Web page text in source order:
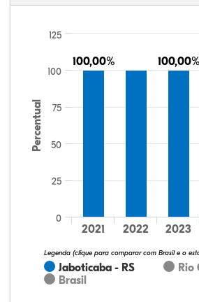
Percentual
100,00%
100,00% 100,00%
100,00%
Jaboticaba - RS
Rio
Brasil
Legenda (clique para comparar com Brasil e o
2021 2022 2023
0
25
50
75
100
125